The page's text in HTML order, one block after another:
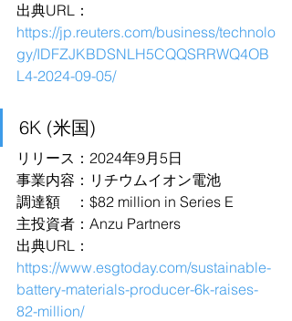
出典URL：
https://jp.reuters.com/business/technolo
gy/IDFZJKBDSNLH5CQQSRRWQ4OB
L4-2024-09-05/
6K (米国)
リリース：2024年9月5日
事業内容：リチウムイオン電池
調達額　：$82 million in Series E
主投資者：Anzu Partners
出典URL：
https://www.esgtoday.com/sustainable-
battery-materials-producer-6k-raises-
82-million/